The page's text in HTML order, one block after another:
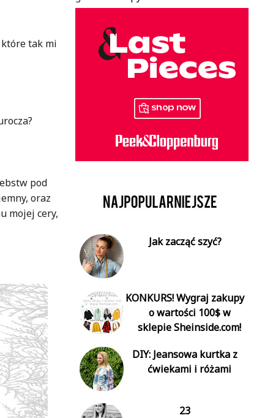
które tak mi
pod
oraz
mojej cery,
Jak zacząć szyć?
KONKURS! Wygraj zakupy
o wartości 100$ w
sklepie Sheinside.com!
DIY: Jeansowa kurtka z
ćwiekami i różami
23